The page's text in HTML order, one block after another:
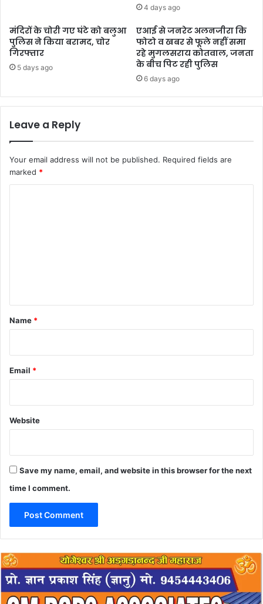
4 days ago
मंदिरों के चोरी गए घंटे को बलुआ
पुलिस ने किया बरामद, चोर
गिरफ्तार
5 days ago
एआई से जनरेट अलनजीरा कि
फोटो व खबर से फूले नहीं समा
रहे मुगलसराय कोतवाल, जनता
के बीच पिट रही पुलिस
6 days ago
Leave a Reply
Your email address will not be published. Required fields are
marked *
*
Name *
Email *
Website
Save my name, email, and website in this browser for the next
time I comment.